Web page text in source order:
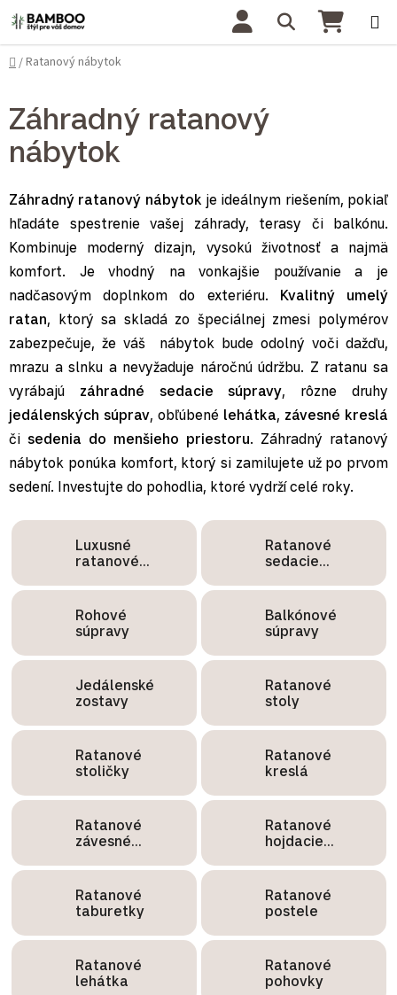
Prejsť na obsah Hľadať
Domov
/Ratanový nábytok
Záhradný ratanový
nábytok
Záhradný ratanový nábytok je ideálnym riešením, pokiaľ
hľadáte spestrenie vašej záhrady, terasy či balkónu.
Kombinuje moderný dizajn, vysokú životnosť a najmä
komfort. Je vhodný na vonkajšie používanie a je
nadčasovým doplnkom do exteriéru. Kvalitný umelý
ratan, ktorý sa skladá zo špeciálnej zmesi polymérov
zabezpečuje, že váš nábytok bude odolný voči dažďu,
mrazu a slnku a nevyžaduje náročnú údržbu. Z ratanu sa
vyrábajú záhradné sedacie súpravy, rôzne druhy
jedálenských súprav, obľúbené lehátka, závesné kreslá
či sedenia do menšieho priestoru. Záhradný ratanový
nábytok ponúka komfort, ktorý si zamilujete už po prvom
sedení. Investujte do pohodlia, ktoré vydrží celé roky.
Luxusné
ratanové
Ratanové
sedacie
Rohové
súpravy
Balkónové
súpravy
Jedálenské
zostavy
Ratanové
stoly
Ratanové
stoličky
Ratanové
kreslá
Ratanové
závesné
Ratanové
hojdacie
Ratanové
taburetky
Ratanové
postele
Ratanové
lehátka
Ratanové
pohovky